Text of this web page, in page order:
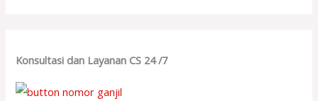
Konsultasi dan Layanan CS 24 /7